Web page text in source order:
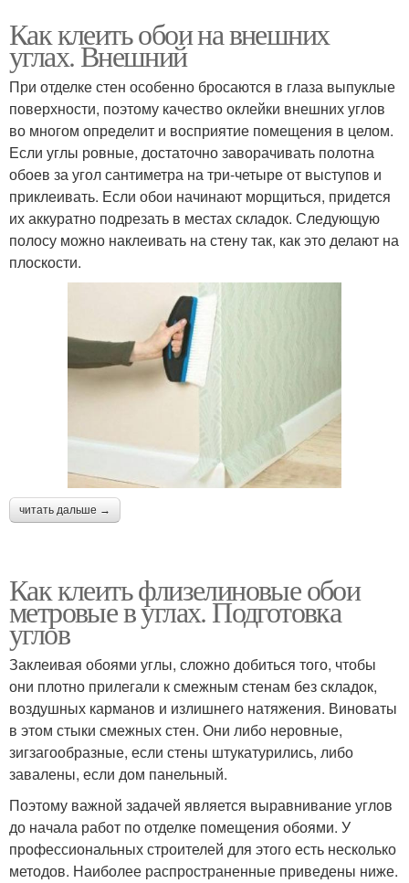
Как клеить обои на внешних
углах. Внешний
При отделке стен особенно бросаются в глаза выпуклые
поверхности, поэтому качество оклейки внешних углов
во многом определит и восприятие помещения в целом.
Если углы ровные, достаточно заворачивать полотна
обоев за угол сантиметра на три-четыре от выступов и
приклеивать. Если обои начинают морщиться, придется
их аккуратно подрезать в местах складок. Следующую
полосу можно наклеивать на стену так, как это делают на
плоскости.
читать дальше →
Как клеить флизелиновые обои
метровые в углах. Подготовка
углов
Заклеивая обоями углы, сложно добиться того, чтобы
они плотно прилегали к смежным стенам без складок,
воздушных карманов и излишнего натяжения. Виноваты
в этом стыки смежных стен. Они либо неровные,
зигзагообразные, если стены штукатурились, либо
завалены, если дом панельный.
Поэтому важной задачей является выравнивание углов
до начала работ по отделке помещения обоями. У
профессиональных строителей для этого есть несколько
методов. Наиболее распространенные приведены ниже.